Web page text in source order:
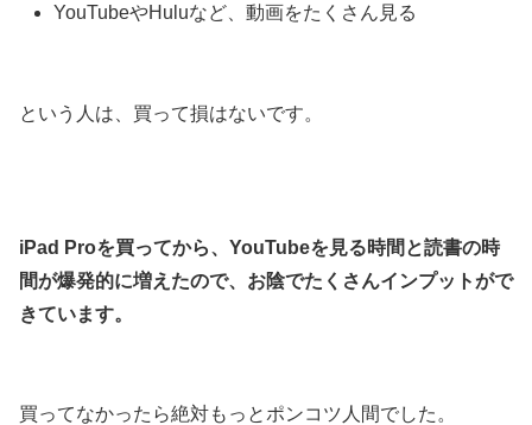
YouTubeやHuluなど、動画をたくさん見る
という人は、買って損はないです。
iPad Proを買ってから、YouTubeを見る時間と読書の時
間が爆発的に増えたので、お陰でたくさんインプットがで
きています。
買ってなかったら絶対もっとポンコツ人間でした。